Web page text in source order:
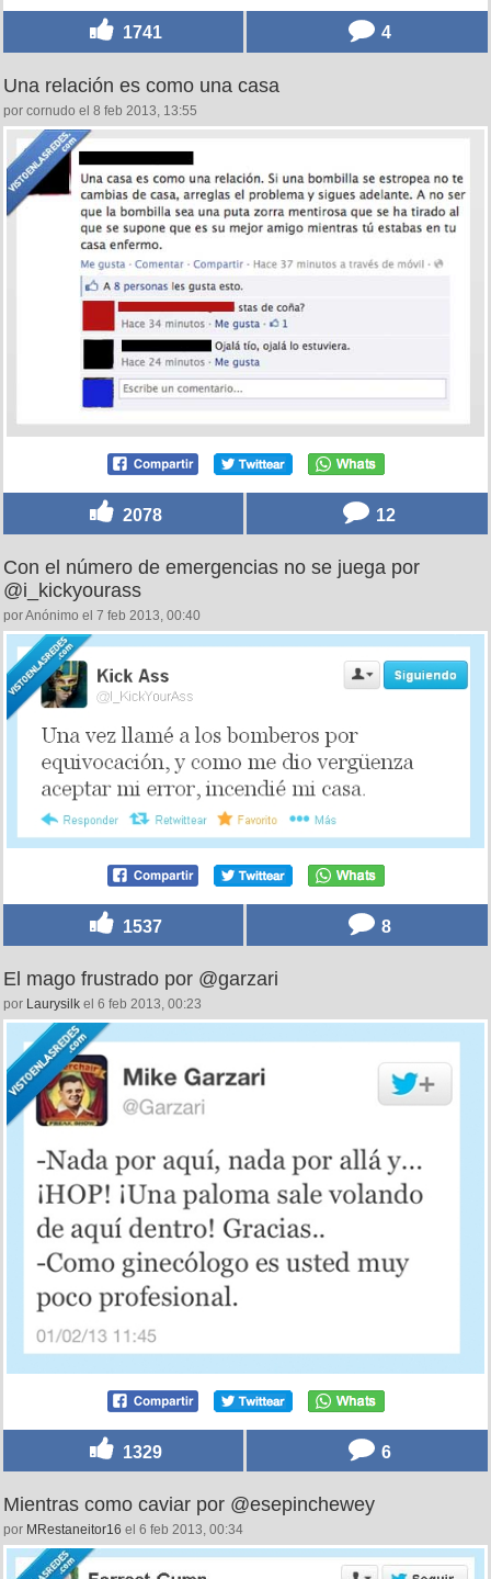
1741 4
Una relación es como una casa
por cornudo el 8 feb 2013, 13:55
2078 12
Con el número de emergencias no se juega por
@i_kickyourass
por Anónimo el 7 feb 2013, 00:40
1537 8
El mago frustrado por @garzari
por Laurysilk el 6 feb 2013, 00:23
1329 6
Mientras como caviar por @esepinchewey
por MRestaneitor16 el 6 feb 2013, 00:34